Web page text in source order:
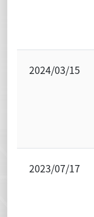
2024/03/15
2023/07/17